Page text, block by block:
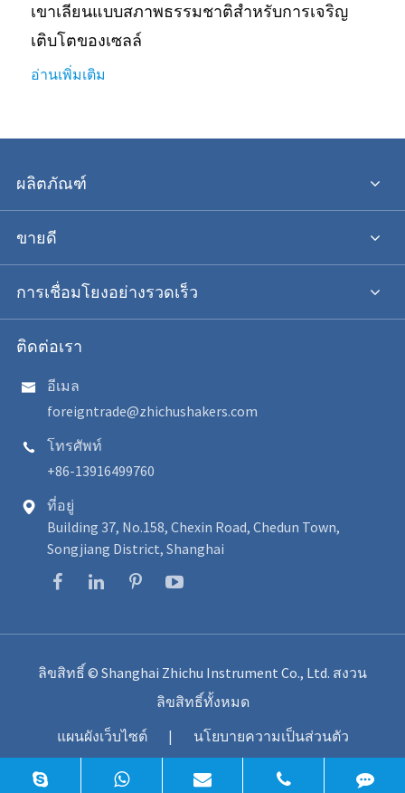
เขาเลียนแบบสภาพธรรมชาติสำหรับการเจริญ
เติบโตของเซลล์
อ่านเพิ่มเติม
ผลิตภัณฑ์
ขายดี
การเชื่อมโยงอย่างรวดเร็ว
ติดต่อเรา

อีเมล
foreigntrade@zhichushakers.com

โทรศัพท์
+86-13916499760

ที่อยู่
Building 37, No.158, Chexin Road, Chedun Town,
Songjiang District, Shanghai
ลิขสิทธิ์ © Shanghai Zhichu Instrument Co., Ltd. สงวน
ลิขสิทธิ์ทั้งหมด
แผนผังเว็บไซต์
| นโยบายความเป็นส่วนตัว